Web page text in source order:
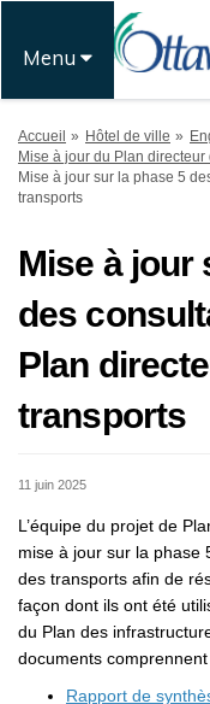
Menu
Vous êtes ici:
Accueil Hôtel de ville
Mise à jour du Plan directeur
Mise à jour sur la phase 5
transports
Mise à jour
des
Plan
transports
11 juin 2025
L’équipe du projet de
mise à jour sur la phase
des transports afin de
façon dont ils ont été
du Plan des
documents
Rapport de